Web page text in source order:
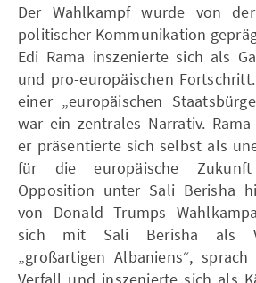
Der Wahlkampf wurde von
politischer Kommunikation
Edi Rama inszenierte sich als
und pro-europäischen
einer „europäischen
war ein zentrales Narrativ.
er präsentierte sich selbst als
für die europäische
Opposition unter Sali Berisha
von Donald Trumps
sich mit Sali Berisha als
„großartigen Albaniens“,